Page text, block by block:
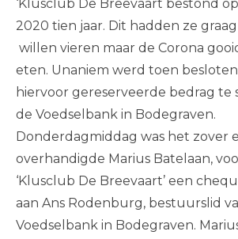
‘Klusclub De Breevaart bestond
2020 tien jaar. Dit hadden ze
willen vieren maar de Corona
eten. Unaniem werd toen
hiervoor gereserveerde bedrag te
de Voedselbank in Bodegraven.
Donderdagmiddag was het zover
overhandigde Marius Batelaan,
‘Klusclub De Breevaart’ een
aan Ans Rodenburg, bestuurslid
Voedselbank in Bodegraven.